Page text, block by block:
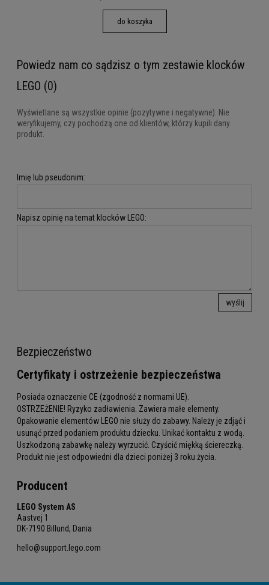
do koszyka
Powiedz nam co sądzisz o tym zestawie klocków
LEGO (0)
Wyświetlane są wszystkie opinie (pozytywne i negatywne). Nie
weryfikujemy, czy pochodzą one od klientów, którzy kupili dany
produkt.
Imię lub pseudonim:
Napisz opinię na temat klocków LEGO:
wyślij
Bezpieczeństwo
Certyfikaty i ostrzeżenie bezpieczeństwa
Posiada oznaczenie CE (zgodność z normami UE).
OSTRZEŻENIE! Ryzyko zadławienia. Zawiera małe elementy.
Opakowanie elementów LEGO nie służy do zabawy. Należy je zdjąć i
usunąć przed podaniem produktu dziecku. Unikać kontaktu z wodą.
Uszkodzoną zabawkę należy wyrzucić. Czyścić miękką ściereczką.
Produkt nie jest odpowiedni dla dzieci poniżej 3 roku życia.
Producent
LEGO System AS
Aastvej 1
DK-7190 Billund, Dania
hello@support.lego.com